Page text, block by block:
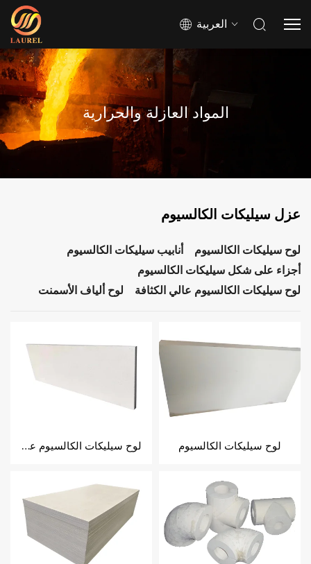
العربية
المواد العازلة والحرارية
عزل سيليكات الكالسيوم
لوح سيليكات الكالسيوم
أنابيب سيليكات الكالسيوم
أجزاء على شكل سيليكات الكالسيوم
لوح سيليكات الكالسيوم عالي الكثافة
لوح ألياف الأسمنت
لوح سيليكات الكالسيوم لوح سيليكات الكالسيوم عالي الكثافة المقوى بألياف الكربون/الفولاذ